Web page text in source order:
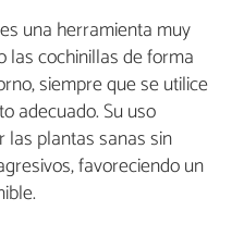
una herramienta muy
las cochinillas de forma
siempre que se utilice
adecuado. Su uso
plantas sanas sin
favoreciendo un